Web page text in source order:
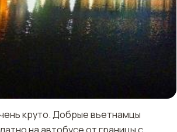
круто. Добрые вьетнамцы